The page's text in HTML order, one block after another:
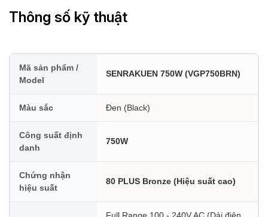
Thông số kỹ thuật
Mã sản phẩm /
Model
SENRAKUEN 750W (VGP750BRN)
Màu sắc Đen (Black)
Công suất định
danh
750W
Chứng nhận
hiệu suất
80 PLUS Bronze (Hiệu suất cao)
Full Range 100 - 240V AC (Dải điện